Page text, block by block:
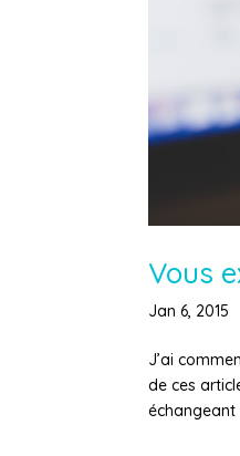
Vous
Jan 6, 2015
J’ai
de ces
échangeant